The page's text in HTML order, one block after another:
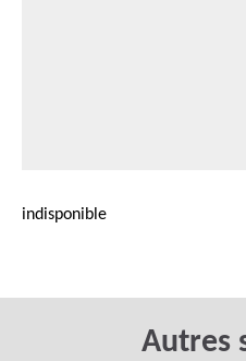
indisponible
Autres